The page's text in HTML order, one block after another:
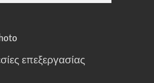
επεξεργασίας